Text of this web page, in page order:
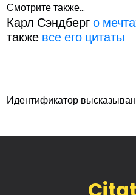
Смотрите также...
Карл Сэндберго
также все его цитаты
Идентификатор